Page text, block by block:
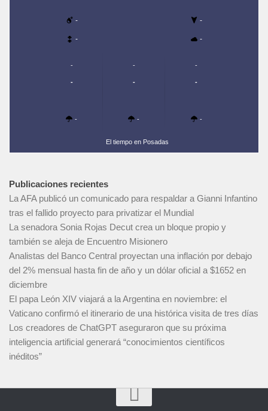
- -
- -
-
-
-
-
-
-
-
-
-
El tiempo en Posadas
Publicaciones recientes
La AFA publicó un comunicado para respaldar a Gianni Infantino
tras el fallido proyecto para privatizar el Mundial
La senadora Sonia Rojas Decut crea un bloque propio y
también se aleja de Encuentro Misionero
Analistas del Banco Central proyectan una inflación por debajo
del 2% mensual hasta fin de año y un dólar oficial a $1652 en
diciembre
El papa León XIV viajará a la Argentina en noviembre: el
Vaticano confirmó el itinerario de una histórica visita de tres días
Los creadores de ChatGPT aseguraron que su próxima
inteligencia artificial generará “conocimientos científicos
inéditos”